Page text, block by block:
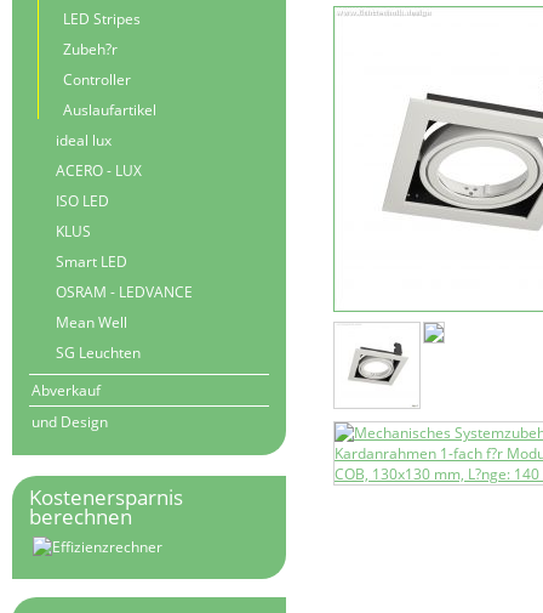
LED Stripes
Zubeh?r
Controller
Auslaufartikel
ideal lux
ACERO - LUX
ISO LED
KLUS
Smart LED
OSRAM - LEDVANCE
Mean Well
SG Leuchten
Abverkauf
und Design
Kostenersparnis
berechnen